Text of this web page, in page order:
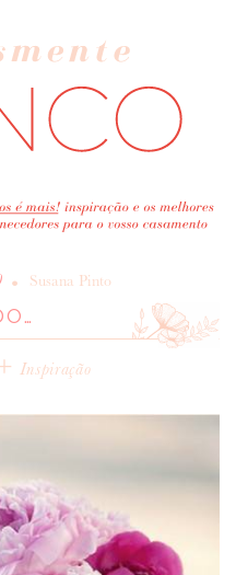
& EDITORIAIS
• Susana Pinto
Inspiração